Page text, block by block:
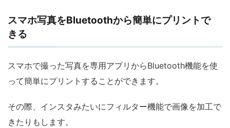
スマホ写真をBluetoothから簡単にプリントで
きる
スマホで撮った写真を専用アプリからBluetooth機能を使
って簡単にプリントすることができます。
その際、インスタみたいにフィルター機能で画像を加工で
きたりもします。